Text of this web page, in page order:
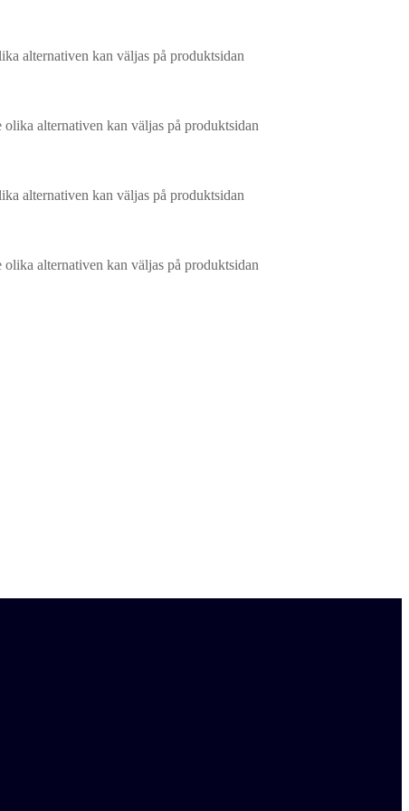
alternativen kan väljas på produktsidan
alternativen kan väljas på produktsidan
alternativen kan väljas på produktsidan
alternativen kan väljas på produktsidan